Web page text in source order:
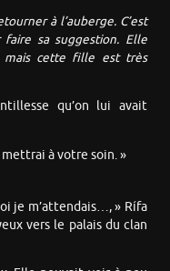
à l’auberge. C’est
sa suggestion. Elle
mais cette fille est très
qu’on lui avait
mettrai à votre soin. »
je m’attendais…, » Rífa
vers le palais du clan